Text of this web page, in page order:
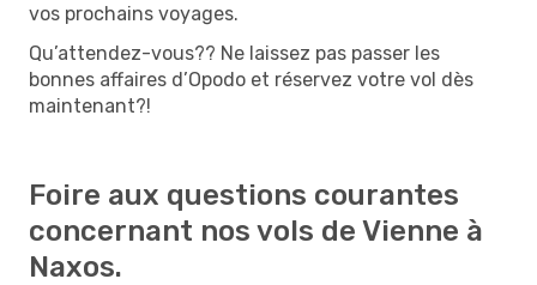
vos prochains voyages.
Qu’attendez-vous?? Ne laissez pas passer les
bonnes affaires d’Opodo et réservez votre vol dès
maintenant?!
Foire aux questions courantes
concernant nos vols de Vienne à
Naxos.